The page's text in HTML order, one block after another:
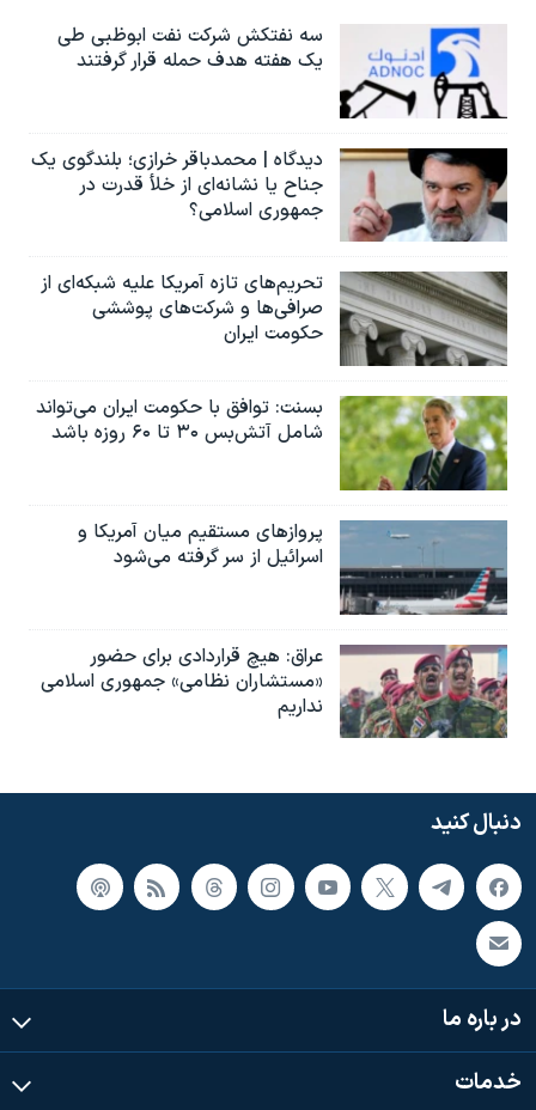
سه نفتکش شرکت نفت ابوظبی طی
یک هفته هدف حمله قرار گرفتند
دیدگاه | محمدباقر خرازی؛ بلندگوی یک
جناح یا نشانه‌ای از خلأ قدرت در
جمهوری اسلامی؟
تحریم‌های تازه آمریکا علیه شبکه‌ای از
صرافی‌ها و شرکت‌های پوششی
حکومت ایران
بسنت: توافق با حکومت ایران می‌تواند
شامل آتش‌بس ۳۰ تا ۶۰ روزه باشد
پروازهای مستقیم میان آمریکا و
اسرائیل از سر گرفته می‌شود
عراق: هیچ قراردادی برای حضور
«مستشاران نظامی» جمهوری اسلامی
نداریم
دنبال کنید
در باره ما
خدمات